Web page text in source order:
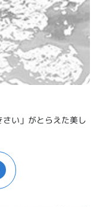
い」がとらえた美し